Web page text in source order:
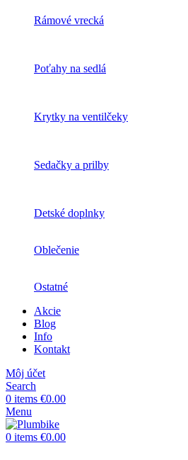
Rámové vrecká
Poťahy na sedlá
Krytky na ventilčeky
Sedačky a prilby
Detské doplnky
Oblečenie
Ostatné
Akcie
Blog
Info
Kontakt
Môj účet
Search
0 items €0.00
Menu
0 items €0.00